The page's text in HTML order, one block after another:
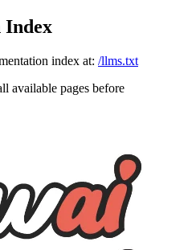
Index
index at: /llms.txt
available pages before